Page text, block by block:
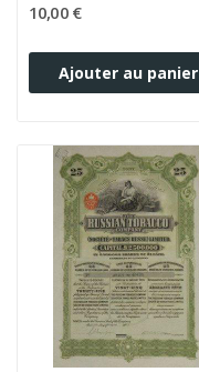
10,00 €
Ajouter au panier